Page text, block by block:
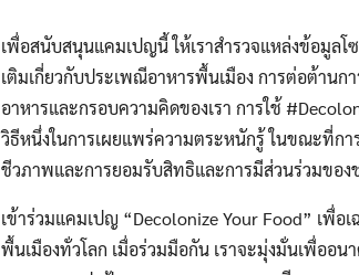
เพื่อสนับสนุนแคมเปญนี้ ให้เราสำรวจแหล่งข้อมูล
เติมเกี่ยวกับประเพณีอาหารพื้นเมือง การต่อต้าน
อาหารและกรอบความคิดของเรา การใช้
วิธีหนึ่งในการเผยแพร่ความตระหนักรู้ ในขณะที่ก
ชีวภาพและการยอมรับสิทธิและการมีส่วนร่วมของ
เข้าร่วมแคมเปญ “Decolonize Your Food” เพื่
พื้นเมืองทั่วโลก เมื่อร่วมมือกัน เราจะมุ่งมั่นเพื่ออ